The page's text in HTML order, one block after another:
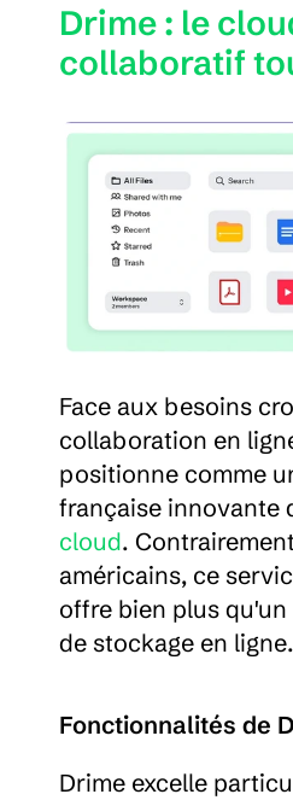
Drime : le
collaboratif
Face aux besoins
collaboration en
positionne comme
française innovante
cloud.
américains, ce
offre bien plus
de stockage en ligne.
Fonctionnalités de
Drime excelle